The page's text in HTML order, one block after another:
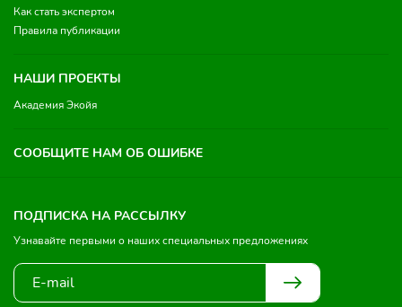
Как стать экспертом
Правила публикации
НАШИ ПРОЕКТЫ
Академия Экойя
СООБЩИТЕ НАМ ОБ ОШИБКЕ
ПОДПИСКА НА РАССЫЛКУ
Узнавайте первыми о наших специальных предложениях